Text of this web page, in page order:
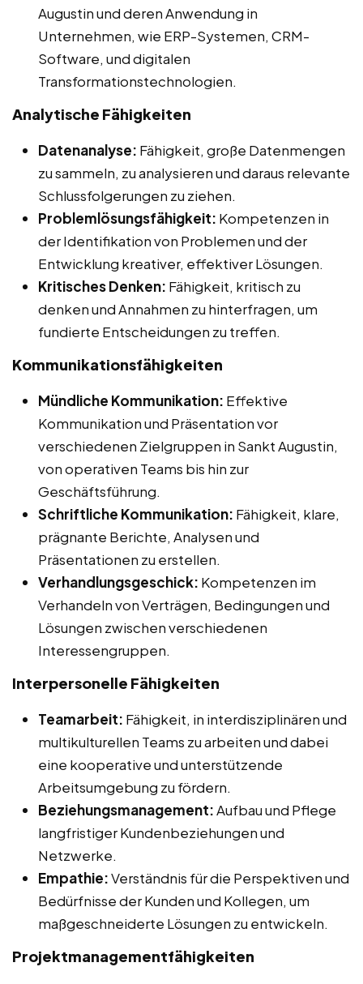
Augustin und deren Anwendung in
Unternehmen, wie ERP-Systemen, CRM-
Software, und digitalen
Transformationstechnologien.
Analytische Fähigkeiten
Datenanalyse: Fähigkeit, große Datenmengen
zu sammeln, zu analysieren und daraus relevante
Schlussfolgerungen zu ziehen.
Problemlösungsfähigkeit: Kompetenzen in
der Identifikation von Problemen und der
Entwicklung kreativer, effektiver Lösungen.
Kritisches Denken: Fähigkeit, kritisch zu
denken und Annahmen zu hinterfragen, um
fundierte Entscheidungen zu treffen.
Kommunikationsfähigkeiten
Mündliche Kommunikation: Effektive
Kommunikation und Präsentation vor
verschiedenen Zielgruppen in Sankt Augustin,
von operativen Teams bis hin zur
Geschäftsführung.
Schriftliche Kommunikation: Fähigkeit, klare,
prägnante Berichte, Analysen und
Präsentationen zu erstellen.
Verhandlungsgeschick: Kompetenzen im
Verhandeln von Verträgen, Bedingungen und
Lösungen zwischen verschiedenen
Interessengruppen.
Interpersonelle Fähigkeiten
Teamarbeit: Fähigkeit, in interdisziplinären und
multikulturellen Teams zu arbeiten und dabei
eine kooperative und unterstützende
Arbeitsumgebung zu fördern.
Beziehungsmanagement:Aufbau und Pflege
langfristiger Kundenbeziehungen und
Netzwerke.
Empathie:Verständnis für die Perspektiven und
Bedürfnisse der Kunden und Kollegen, um
maßgeschneiderte Lösungen zu entwickeln.
Projektmanagementfähigkeiten